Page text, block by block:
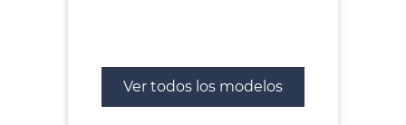
Ver todos los modelos